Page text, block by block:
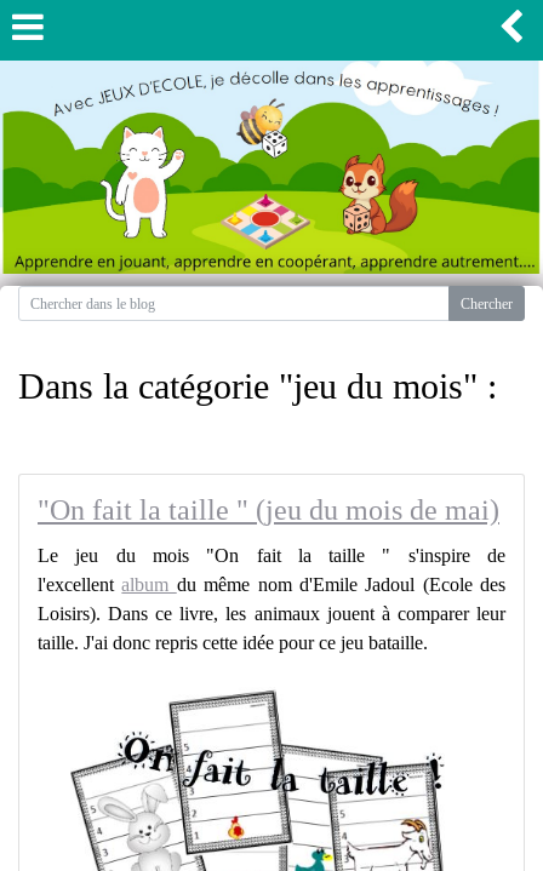
Dans la catégorie "jeu du mois" :
"On fait la taille " (jeu du mois de mai)
Le jeu du mois "On fait la taille " s'inspire de
l'excellentalbum du même nom d'Emile Jadoul (Ecole des
Loisirs). Dans ce livre, les animaux jouent à comparer leur
taille. J'ai donc repris cette idée pour ce jeu bataille.